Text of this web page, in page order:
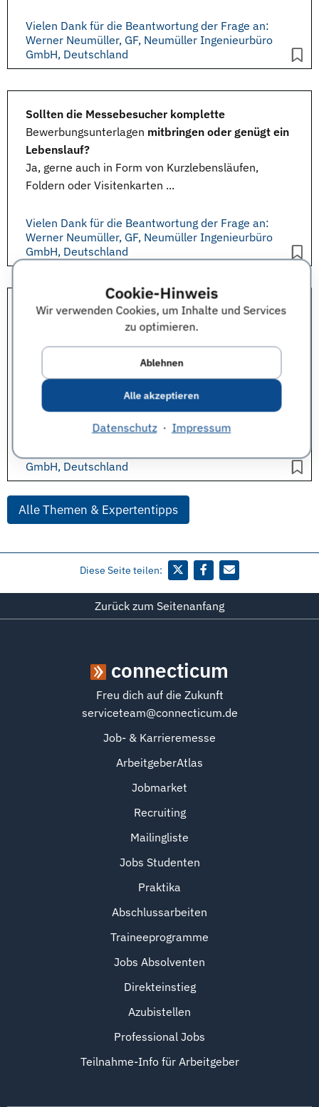
Cookie-Hinweis
Wir verwenden Cookies, um Inhalte und Services
zu optimieren.
Ablehnen
Alle akzeptieren
Datenschutz· Impressum
Vielen Dank für die Beantwortung der Frage an:
Werner Neumüller, GF, Neumüller Ingenieurbüro
GmbH, Deutschland
Sollten die Messebesucher komplette
Bewerbungsunterlagen mitbringen oder genügt ein
Lebenslauf?
Ja, gerne auch in Form von Kurzlebensläufen,
Foldern oder Visitenkarten ...
Vielen Dank für die Beantwortung der Frage an:
Werner Neumüller, GF, Neumüller Ingenieurbüro
GmbH, Deutschland
StichwortKleiderordnungauf der connecticum:
Worauf legen Sie beim Äußeren eines
Wert?
Wir legen Wert auf gepflegtes und der Zielposition
(z.B. Entwicklung oder Vertrieb usw.) angepasstes
Vielen Dank für die Beantwortung der Frage an:
GmbH, Deutschland
Alle Themen & Expertentipps
Diese Seite teilen:
Zurück zum Seitenanfang
connecticum
Freu dich auf die Zukunft
serviceteam@connecticum.de
Job- & Karrieremesse
ArbeitgeberAtlas
Jobmarket
Recruiting
Mailingliste
Jobs Studenten
Praktika
Abschlussarbeiten
Traineeprogramme
Jobs Absolventen
Direkteinstieg
Azubistellen
Professional Jobs
Teilnahme-Info für Arbeitgeber